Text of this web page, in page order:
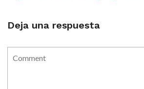
Deja una respuesta